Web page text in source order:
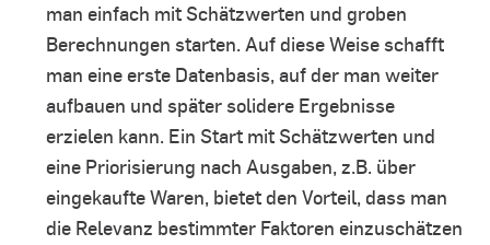
man einfach mit Schätzwerten und groben
Berechnungen starten. Auf diese Weise schafft
man eine erste Datenbasis, auf der man weiter
aufbauen und später solidere Ergebnisse
erzielen kann. Ein Start mit Schätzwerten und
eine Priorisierung nach Ausgaben, z.B. über
eingekaufte Waren, bietet den Vorteil, dass man
die Relevanz bestimmter Faktoren einzuschätzen